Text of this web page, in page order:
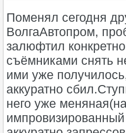
Поменял сегодня
ВолгаАвтопром,
залюфтил
съёмниками снять
ими уже
аккуратно
него уже